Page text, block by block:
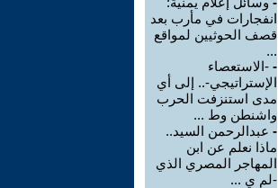
انفجارات في مأرب بعد
قصف الحوثيين لمواقع
...
- -الاستعصاء
الإستراتيجي-.. إلى أي
مدى استنزفت الحرب
واشنطن وط ...
- عبدالرحمن السيد..
ماذا نعلم عن ابن
المهاجر المصري الذي
-لم ي ...